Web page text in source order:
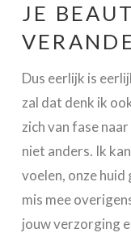
JE
Dus eerlijk is
zal dat denk ik
zich van fase
niet anders. Ik
voelen, onze huid
mis mee
jouw verzorging